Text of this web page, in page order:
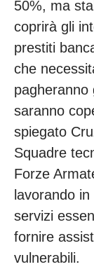
50%, ma
coprirà gli
prestiti
che
pagheranno
saranno
spiegato
Squadre
Forze
lavorando
servizi
fornire
vulnerabili.